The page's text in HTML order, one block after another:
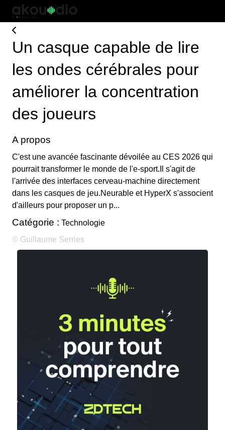
Un casque capable de lire
les ondes cérébrales pour
améliorer la concentration
des joueurs
A propos
C'est une avancée fascinante dévoilée au CES 2026 qui
pourrait transformer le monde de l'e-sport.Il s'agit de
l'arrivée des interfaces cerveau-machine directement
dans les casques de jeu.Neurable et HyperX s'associent
d'ailleurs pour proposer un p...
Catégorie : Technologie
© Guillaume Serries